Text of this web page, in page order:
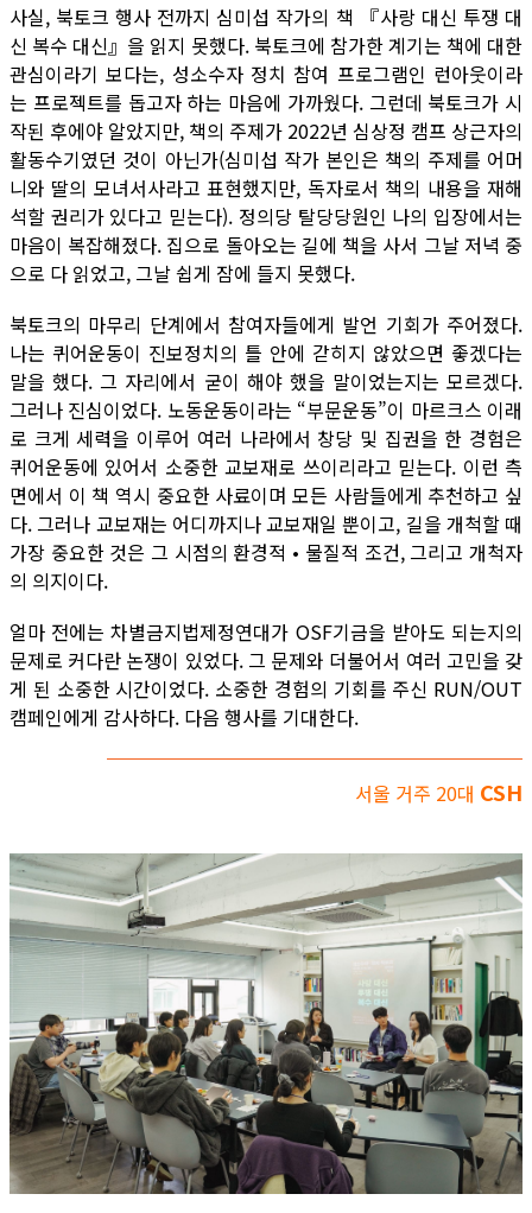
사실, 북토크 행사 전까지 심미섭 작가의 책 『사랑 대신 투쟁 대
신 복수 대신』을 읽지 못했다. 북토크에 참가한 계기는 책에 대한
관심이라기 보다는, 성소수자 정치 참여 프로그램인 런아웃이라
는 프로젝트를 돕고자 하는 마음에 가까웠다. 그런데 북토크가 시
작된 후에야 알았지만, 책의 주제가 2022년 심상정 캠프 상근자의
활동수기였던 것이 아닌가(심미섭 작가 본인은 책의 주제를 어머
니와 딸의 모녀서사라고 표현했지만, 독자로서 책의 내용을 재해
석할 권리가 있다고 믿는다). 정의당 탈당당원인 나의 입장에서는
마음이 복잡해졌다. 집으로 돌아오는 길에 책을 사서 그날 저녁 중
으로 다 읽었고, 그날 쉽게 잠에 들지 못했다.
북토크의 마무리 단계에서 참여자들에게 발언 기회가 주어졌다.
나는 퀴어운동이 진보정치의 틀 안에 갇히지 않았으면 좋겠다는
말을 했다. 그 자리에서 굳이 해야 했을 말이었는지는 모르겠다.
그러나 진심이었다. 노동운동이라는 “부문운동”이 마르크스 이래
로 크게 세력을 이루어 여러 나라에서 창당 및 집권을 한 경험은
퀴어운동에 있어서 소중한 교보재로 쓰이리라고 믿는다. 이런 측
면에서 이 책 역시 중요한 사료이며 모든 사람들에게 추천하고 싶
다. 그러나 교보재는 어디까지나 교보재일 뿐이고, 길을 개척할 때
가장 중요한 것은 그 시점의 환경적 • 물질적 조건, 그리고 개척자
의 의지이다.
얼마 전에는 차별금지법제정연대가 OSF기금을 받아도 되는지의
문제로 커다란 논쟁이 있었다. 그 문제와 더불어서 여러 고민을 갖
게 된 소중한 시간이었다. 소중한 경험의 기회를 주신 RUN/OUT
캠페인에게 감사하다. 다음 행사를 기대한다.
서울 거주 20대 CSH